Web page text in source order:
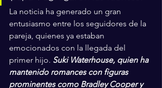
La noticia ha generado un gran
entusiasmo entre los seguidores de la
pareja, quienes ya estaban
emocionados con la llegada del
primer hijo. Suki Waterhouse, quien ha
mantenido romances con figuras
prominentes como Bradley Cooper y